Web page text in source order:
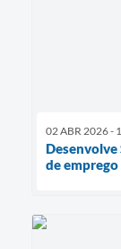
02 ABR 2026 -
Desenvolve
de